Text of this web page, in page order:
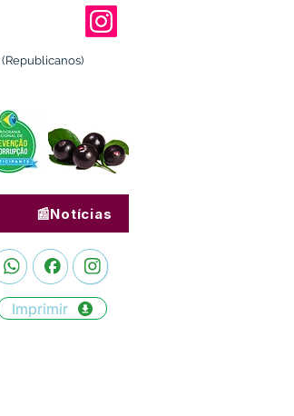
(Republicanos)
📰Notícias
Imprimir